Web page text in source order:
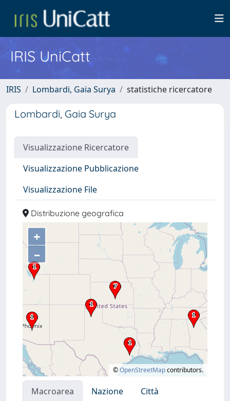
IRIS UniCatt
IRIS Lombardi, Gaia Surya statistiche ricercatore
Lombardi, Gaia Surya
Visualizzazione Ricercatore
Visualizzazione Pubblicazione
Visualizzazione File
Distribuzione geografica
+
–
©OpenStreetMapcontributors.
Macroarea Nazione
Città